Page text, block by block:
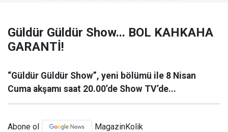
Güldür Güldür Show... BOL KAHKAHA
GARANTİ!
“Güldür Güldür Show”, yeni bölümü ile 8 Nisan
Cuma akşamı saat 20.00’de Show TV’de...
Abone ol MagazinKolik